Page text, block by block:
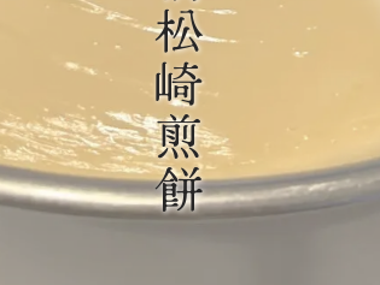
松
崎
煎
餅